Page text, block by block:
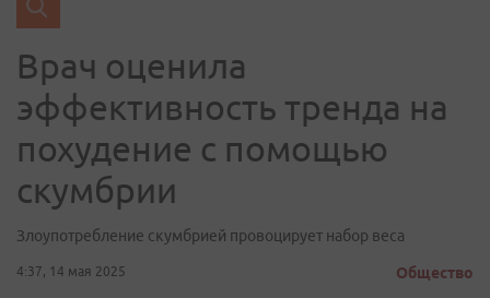
Врач оценила
эффективность тренда на
похудение с помощью
скумбрии
Злоупотребление скумбрией провоцирует набор веса
4:37, 14 мая 2025 Общество